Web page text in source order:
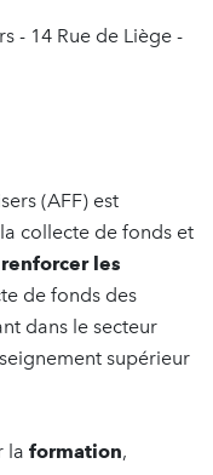
- 14 Rue de Liège -
(AFF) est
collecte de fonds et
renforcer les
de fonds des
dans le secteur
supérieur
la formation,